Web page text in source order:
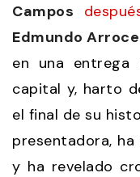
Campos
Edmundo
en una entrega
capital y, harto
el final de su
presentadora,
y ha revelado